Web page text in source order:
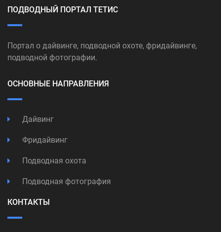
ПОДВОДНЫЙ ПОРТАЛ ТЕТИС
Портал о дайвинге, подводной охоте, фридайвинге,
подводной фотографии.
ОСНОВНЫЕ НАПРАВЛЕНИЯ
Дайвинг
Фридайвинг
Подводная охота
Подводная фотография
КОНТАКТЫ